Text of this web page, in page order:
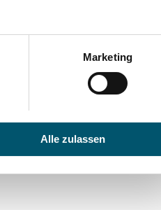
Marketing
Alle zulassen